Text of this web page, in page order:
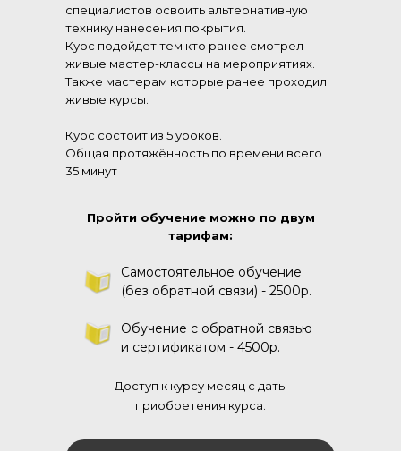
специалистов освоить альтернативную
технику нанесения покрытия.
Курс подойдет тем кто ранее смотрел
живые мастер-классы на мероприятиях.
Также мастерам которые ранее проходил
живые курсы.
Курс состоит из 5 уроков.
Общая протяжённость по времени всего
35 минут
Пройти обучение можно по двум
тарифам:
Доступ к курсу месяц с даты
приобретения курса.
Самостоятельное обучение
(без обратной связи) - 2500р.
Обучение с обратной связью
и сертификатом - 4500р.